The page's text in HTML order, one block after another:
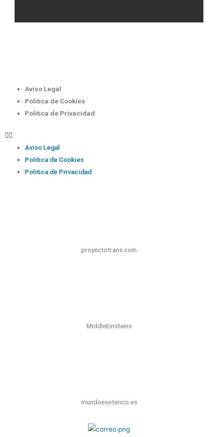
Aviso Legal
Politica de Cookies
Politica de Privacidad
Aviso Legal
Politica de Cookies
Politica de Privacidad
proyectotrans.com
MiddleEinsteins
mundoesoterico.es